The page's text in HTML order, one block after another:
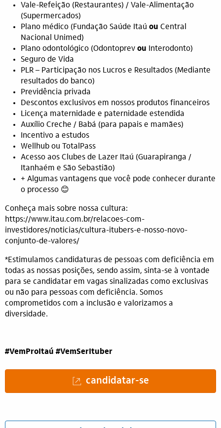
Vale-Refeição (Restaurantes) / Vale-Alimentação
(Supermercados)
Plano médico (Fundação Saúde Itaú ou Central
Nacional Unimed)
Plano odontológico (Odontoprev ou Interodonto)
Seguro de Vida
PLR – Participação nos Lucros e Resultados (Mediante
resultados do banco)
Previdência privada
Descontos exclusivos em nossos produtos financeiros
Licença maternidade e paternidade estendida
Auxílio Creche / Babá (para papais e mamães)
Incentivo a estudos
Wellhub ou TotalPass
Acesso aos Clubes de Lazer Itaú (Guarapiranga /
Itanhaém e São Sebastião)
+ Algumas vantagens que você pode conhecer durante
o processo 😊
Conheça mais sobre nossa cultura:
https://www.itau.com.br/relacoes-com-
investidores/noticias/cultura-itubers-e-nosso-novo-
conjunto-de-valores/
*Estimulamos candidaturas de pessoas com deficiência em
todas as nossas posições, sendo assim, sinta-se à vontade
para se candidatar em vagas sinalizadas como exclusivas
ou não para pessoas com deficiência. Somos
comprometidos com a inclusão e valorizamos a
diversidade.
#VemProItaú #VemSerItuber
candidatar-se